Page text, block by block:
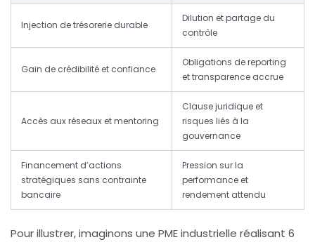
Injection de trésorerie durable
Dilution et partage du
contrôle
Gain de crédibilité et confiance
Obligations de reporting
et transparence accrue
Accès aux réseaux et mentoring
Clause juridique et
risques liés à la
gouvernance
Financement d’actions
stratégiques sans contrainte
bancaire
Pression sur la
performance et
rendement attendu
Pour illustrer, imaginons une PME industrielle réalisant 6